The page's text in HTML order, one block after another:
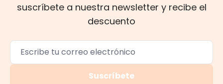
suscríbete a nuestra newsletter y recibe el
descuento
Suscríbete